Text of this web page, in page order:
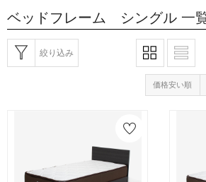
ベッドフレーム シングル 一
絞り込み
価格安い順